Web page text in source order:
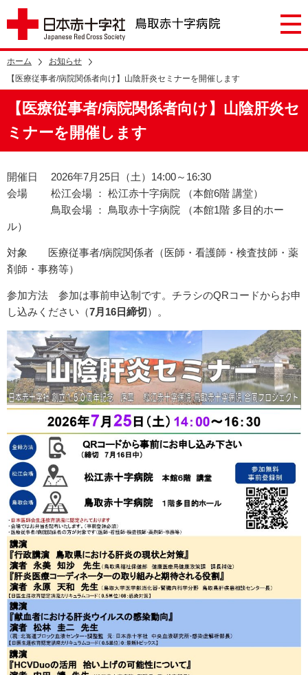
ホーム
お知らせ
【医療従事者/病院関係者向け】山陰肝炎セミナーを開催します
【医療従事者/病院関係者向け】山陰肝炎セ
ミナーを開催します
開催日 2026年7月25日（土）14:00～16:30
会場 松江会場 ： 松江赤十字病院 （本館6階 講堂）
鳥取会場 ： 鳥取赤十字病院 （本館1階 多目的ホー
ル）
対象 医療従事者/病院関係者（医師・看護師・検査技師・薬
剤師・事務等）
参加方法 参加は事前申込制です。チラシのQRコードからお申
し込みください（7月16日締切）。